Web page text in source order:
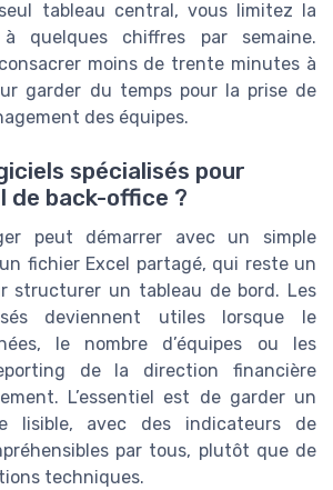
tableau central, vous limitez la
quelques chiffres par semaine.
moins de trente minutes à
garder du temps pour la prise de
des équipes.
spécialisés pour
de back-office ?
peut démarrer avec un simple
fichier Excel partagé, qui reste un
structurer un tableau de bord. Les
deviennent utiles lorsque le
le nombre d’équipes ou les
de la direction financière
L’essentiel est de garder un
lisible, avec des indicateurs de
par tous, plutôt que de
techniques.